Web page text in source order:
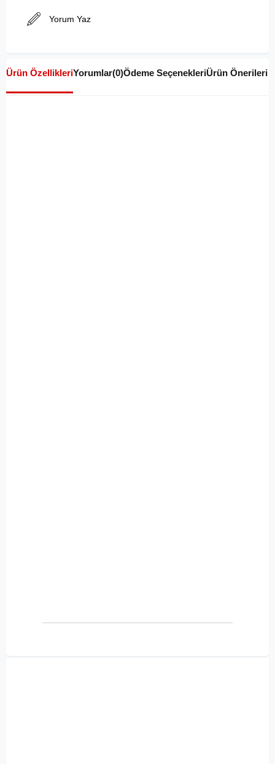
Yorum Yaz
Ürün ÖzellikleriYorumlar(0)Ödeme SeçenekleriÜrün Önerileri